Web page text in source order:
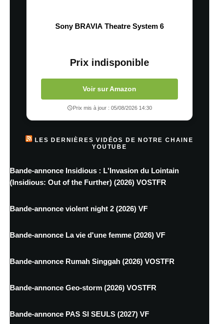
Sony BRAVIA Theatre System 6
Prix indisponible
Voir sur Amazon
Prix mis à jour : 05/08/2026 14:30
LES DERNIÈRES VIDÉOS DE NOTRE CHAINE
YOUTUBE
Bande-annonce Insidious : L'Invasion du Lointain
(Insidious: Out of the Further) (2026) VOSTFR
Bande-annonce violent night 2 (2026) VF
Bande-annonce La vie d'une femme (2026) VF
Bande-annonce Rumah Singgah (2026) VOSTFR
Bande-annonce Geo-storm (2026) VOSTFR
Bande-annonce PAS SI SEULS (2027) VF